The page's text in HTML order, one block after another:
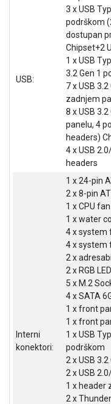
USB:
3 x USB
podrškom
dostupan
Chipset+2
1 x USB
3.2 Gen 1
7 x USB
zadnjem
8 x USB
panelu, 4
headers)
4 x USB
headers
Interni
konektori:
1 x 24-pin
2 x 8-pin
1 x CPU
1 x water
4 x system
4 x system
2 x
2 x RGB
5 x M.2
4 x SATA
1 x front
1 x front
1 x USB
podrškom
2 x USB
2 x USB
1 x header
2 x